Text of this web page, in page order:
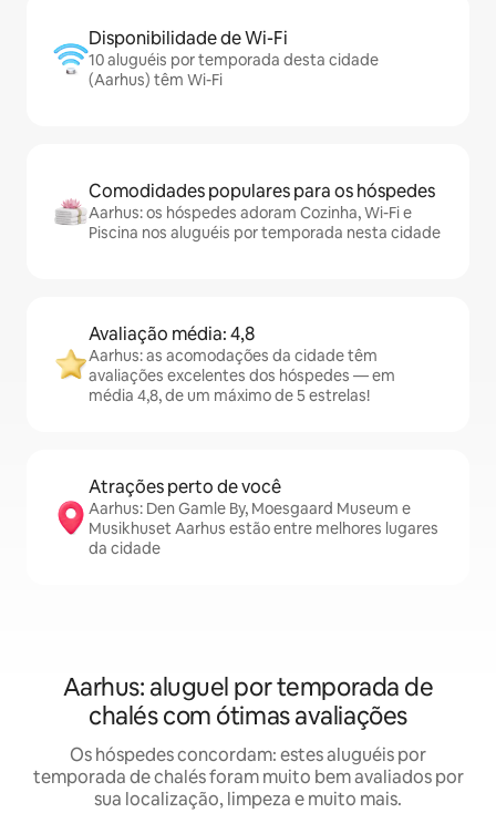
Disponibilidade de Wi-Fi
10 aluguéis por temporada desta cidade
(Aarhus) têm Wi-Fi
Comodidades populares para os hóspedes
Aarhus: os hóspedes adoram Cozinha, Wi-Fi e
Piscina nos aluguéis por temporada nesta cidade
Avaliação média: 4,8
Aarhus: as acomodações da cidade têm
avaliações excelentes dos hóspedes — em
média 4,8, de um máximo de 5 estrelas!
Atrações perto de você
Aarhus: Den Gamle By, Moesgaard Museum e
Musikhuset Aarhus estão entre melhores lugares
da cidade
Aarhus: aluguel por temporada de
chalés com ótimas avaliações
Os hóspedes concordam: estes aluguéis por
temporada de chalés foram muito bem avaliados por
sua localização, limpeza e muito mais.